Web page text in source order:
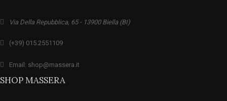
Via Della Repubblica, 65 - 13900 Biella (BI)
(+39) 015.2551109
Email: shop@massera.it
SHOP MASSERA